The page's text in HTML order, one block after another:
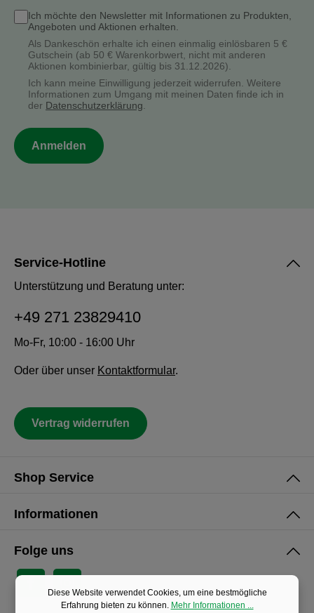
Ich möchte den Newsletter mit Informationen zu Produkten,
Angeboten und Aktionen erhalten.
Als Dankeschön erhalte ich einen einmalig einlösbaren 5 €
Gutschein (ab 50 € Warenkorbwert, nicht mit anderen
Aktionen kombinierbar, gültig bis 31.12.2026).
Ich kann meine Einwilligung jederzeit widerrufen. Weitere
Informationen zum Umgang mit meinen Daten finde ich in
der Datenschutzerklärung.
Anmelden
Service-Hotline
Unterstützung und Beratung unter:
+49 271 23829410
Mo-Fr, 10:00 - 16:00 Uhr
Oder über unser Kontaktformular.
Vertrag widerrufen
Shop Service
Informationen
Folge uns
Diese Website verwendet Cookies, um eine bestmögliche
Erfahrung bieten zu können. Mehr Informationen ...